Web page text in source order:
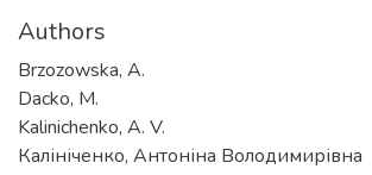
Authors
Brzozowska, A.
Dacko, M.
Kalinichenko, A. V.
Калініченко, Антоніна Володимирівна